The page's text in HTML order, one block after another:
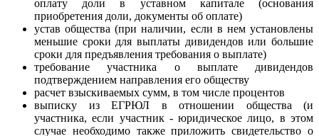
оплату доли в уставном капитале (основания
приобретения доли, документы об оплате)
устав общества (при наличии, если в нем установлены
меньшие сроки для выплаты дивидендов или большие
сроки для предъявления требования о выплате)
требование участника о выплате дивидендов
подтверждением направления его обществу
расчет взыскиваемых сумм, в том числе процентов
выписку из ЕГРЮЛ в отношении общества (и
участника, если участник - юридическое лицо, в этом
случае необходимо также приложить свидетельство о